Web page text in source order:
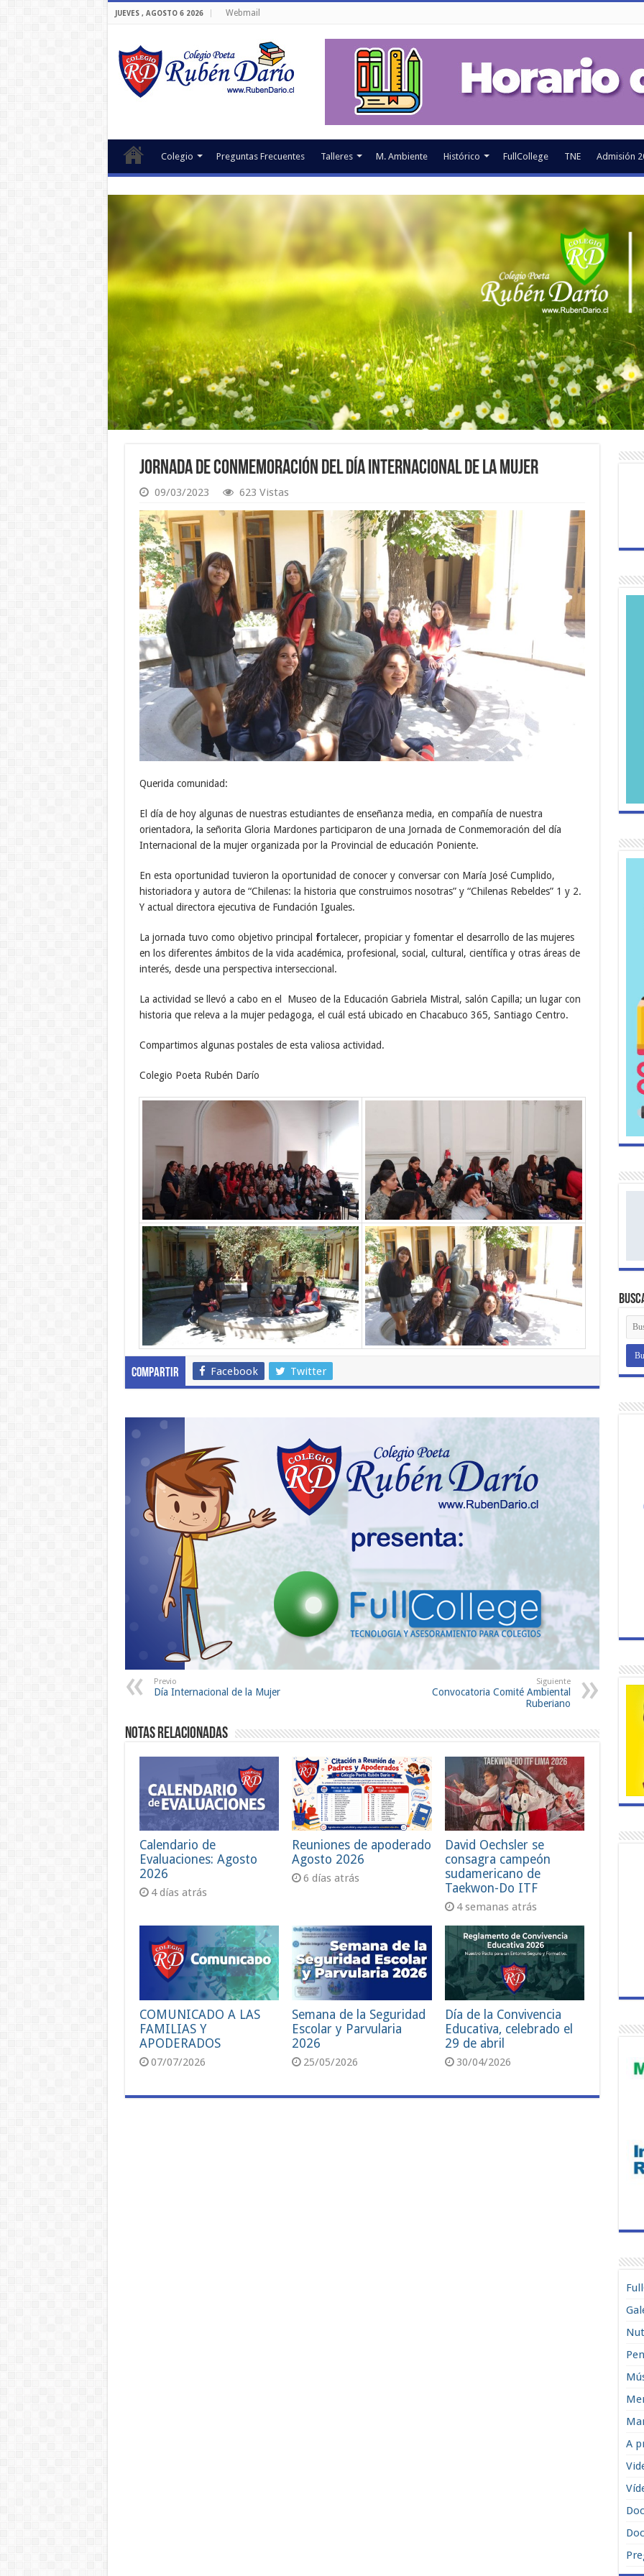
JUEVES , AGOSTO 6 2026 Webmail
Colegio Preguntas Frecuentes Talleres M. Ambiente Histórico FullCollege TNE Admisión
Jornada de Conmemoración del Día Internacional de la Mujer
09/03/2023 623 Vistas
Querida comunidad:
El día de hoy algunas de nuestras estudiantes de enseñanza media, en compañía de nuestra
orientadora, la señorita Gloria Mardones participaron de una Jornada de Conmemoración del día
Internacional de la mujer organizada por la Provincial de educación Poniente.
En esta oportunidad tuvieron la oportunidad de conocer y conversar con María José Cumplido,
historiadora y autora de “Chilenas: la historia que construimos nosotras” y “Chilenas Rebeldes” 1 y 2.
Y actual directora ejecutiva de Fundación Iguales.
La jornada tuvo como objetivo principal fortalecer, propiciar y fomentar el desarrollo de las mujeres
en los diferentes ámbitos de la vida académica, profesional, social, cultural, científica y otras áreas de
interés, desde una perspectiva interseccional.
La actividad se llevó a cabo en el Museo de la Educación Gabriela Mistral, salón Capilla; un lugar con
historia que releva a la mujer pedagoga, el cuál está ubicado en Chacabuco 365, Santiago Centro.
Compartimos algunas postales de esta valiosa actividad.
Colegio Poeta Rubén Darío
Compartir Facebook Twitter
Previo
Día Internacional de la Mujer
Siguiente
Convocatoria Comité Ambiental
Ruberiano
Notas Relacionadas
Calendario de
Evaluaciones: Agosto
2026
4 días atrás
Reuniones de apoderado
Agosto 2026
6 días atrás
David Oechsler se
consagra campeón
sudamericano de
Taekwon-Do ITF
4 semanas atrás
COMUNICADO A LAS
FAMILIAS Y
APODERADOS
07/07/2026
Semana de la Seguridad
Escolar y Parvularia
2026
25/05/2026
Día de la Convivencia
Educativa, celebrado el
29 de abril
30/04/2026
A